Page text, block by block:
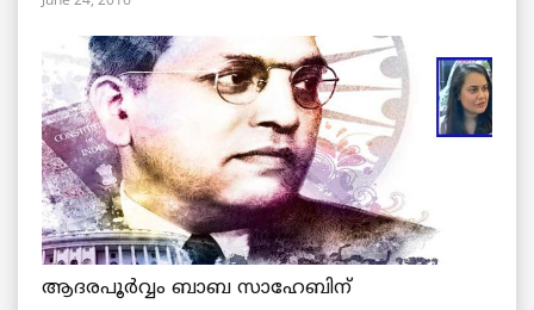
ആദരപൂര്‍വ്വം ബാബ സാഹേബിന്